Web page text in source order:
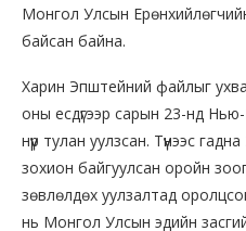
Монгол Улсын Ерөнхийлөгчийн
байсан байна.
Харин Эпштейний файлыг
оны есдүгээр сарын 23-нд
нүүр тулан уулзсан. Түүнээс
зохион байгуулсан оройн
зөвлөлдөх уулзалтад
нь Монгол Улсын эдийн